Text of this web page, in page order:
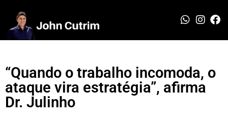
“Quando o trabalho incomoda, o
ataque vira estratégia”, afirma
Dr. Julinho